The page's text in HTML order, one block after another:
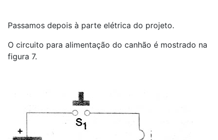
Passamos depois à parte elétrica do projeto.
O circuito para alimentação do canhão é mostrado na
figura 7.